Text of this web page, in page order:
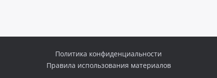
Политика конфиденциальности
Правила использования материалов